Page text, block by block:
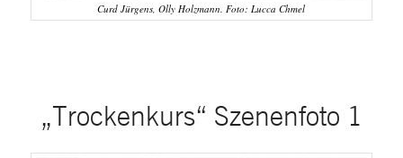
Curd Jürgens, Olly Holzmann. Foto: Lucca Chmel
„Trockenkurs“ Szenenfoto 1